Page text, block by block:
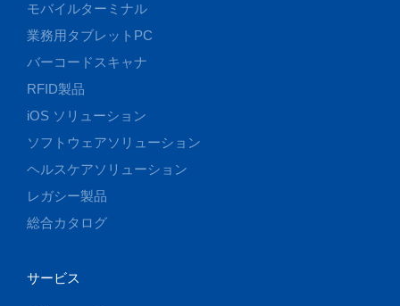
モバイルターミナル
業務用タブレットPC
バーコードスキャナ
RFID製品
iOS ソリューション
ソフトウェアソリューション
ヘルスケアソリューション
レガシー製品
総合カタログ
サービス